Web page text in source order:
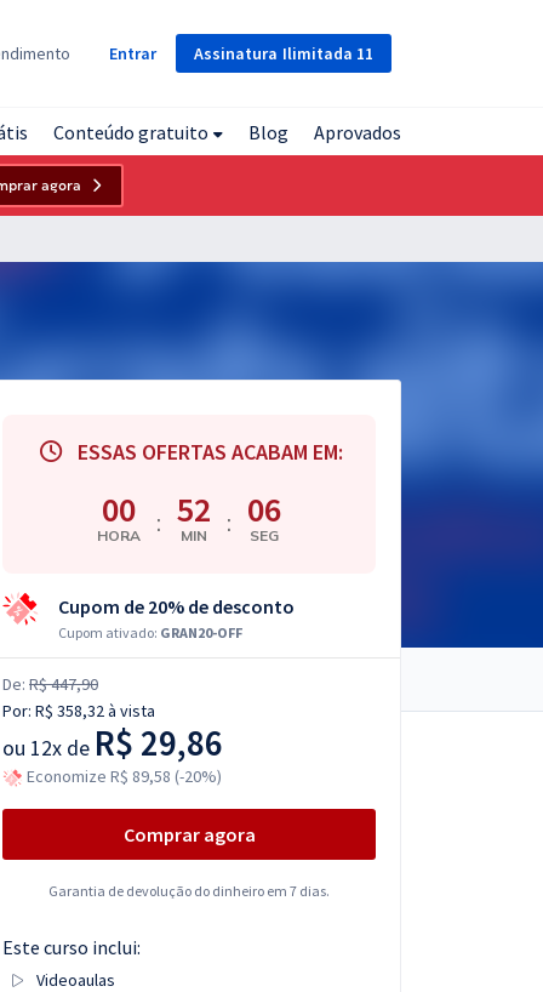
Assinatura Ilimitada 11
Entrar
Conteúdo gratuito Blog Aprovados
agora
ESSAS OFERTAS ACABAM EM:
00
HORA : 52
MIN : 06
SEG
Cupom de 20% de desconto
Cupom ativado: GRAN20-OFF
De: R$ 447,90
Por: R$ 358,32à vista
ou 12x de R$ 29,86
Economize R$ 89,58 (-20%)
Comprar agora
Garantia de devolução do dinheiro em 7 dias.
Este curso inclui:
Videoaulas